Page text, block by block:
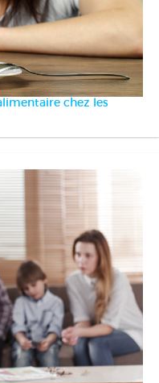
chez les